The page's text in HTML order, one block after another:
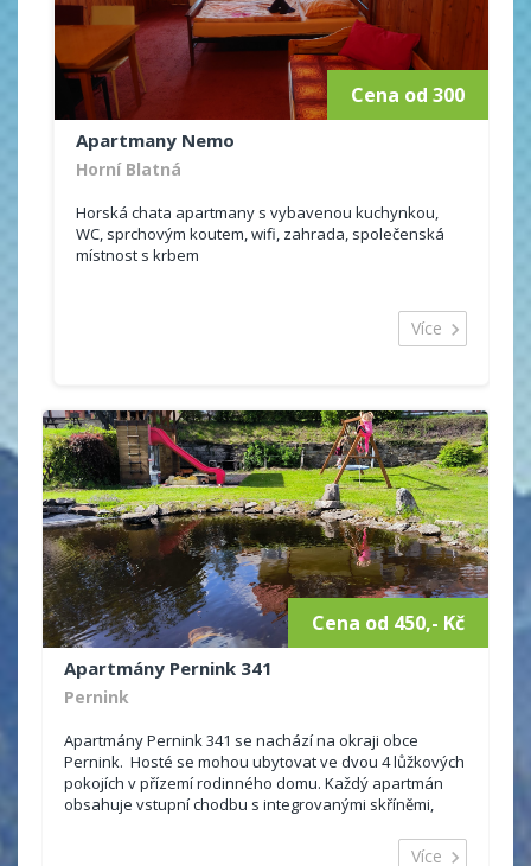
Cena od 300
Apartmany Nemo
Horní Blatná
Horská chata apartmany s vybavenou kuchynkou,
WC, sprchovým koutem, wifi, zahrada, společenská
místnost s krbem
Více
Cena od 450,- Kč
Apartmány Pernink 341
Pernink
Apartmány Pernink 341 se nachází na okraji obce
Pernink. Hosté se mohou ubytovat ve dvou 4 lůžkových
pokojích v přízemí rodinného domu. Každý apartmán
obsahuje vstupní chodbu s integrovanými skříněmi,
Více